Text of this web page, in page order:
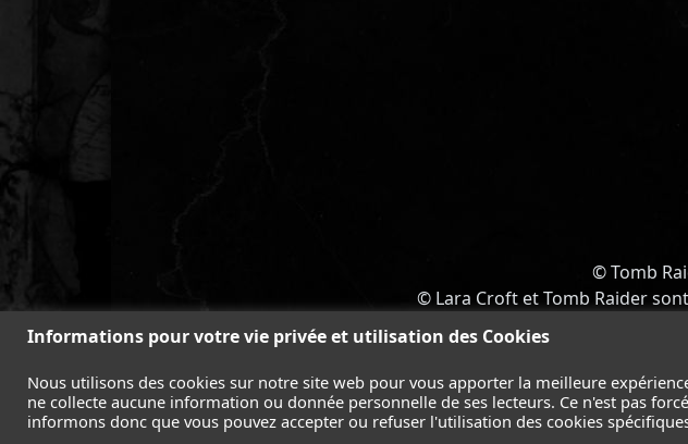
Informations pour votre vie privée et utilisation des Cookies
Nous utilisons des cookies sur notre site web pour vous apporter la meilleure
ne collecte aucune information ou donnée personnelle de ses lecteurs. Ce n'est pas
informons donc que vous pouvez accepter ou refuser l'utilisation des cookies
© Tomb
© Lara Croft et Tomb Raider
ACCUEIL
TOMB RAIDER - LEGACY OF ATLANTIS